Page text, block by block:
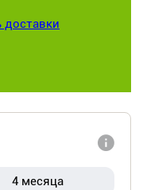
доставки
4 месяца